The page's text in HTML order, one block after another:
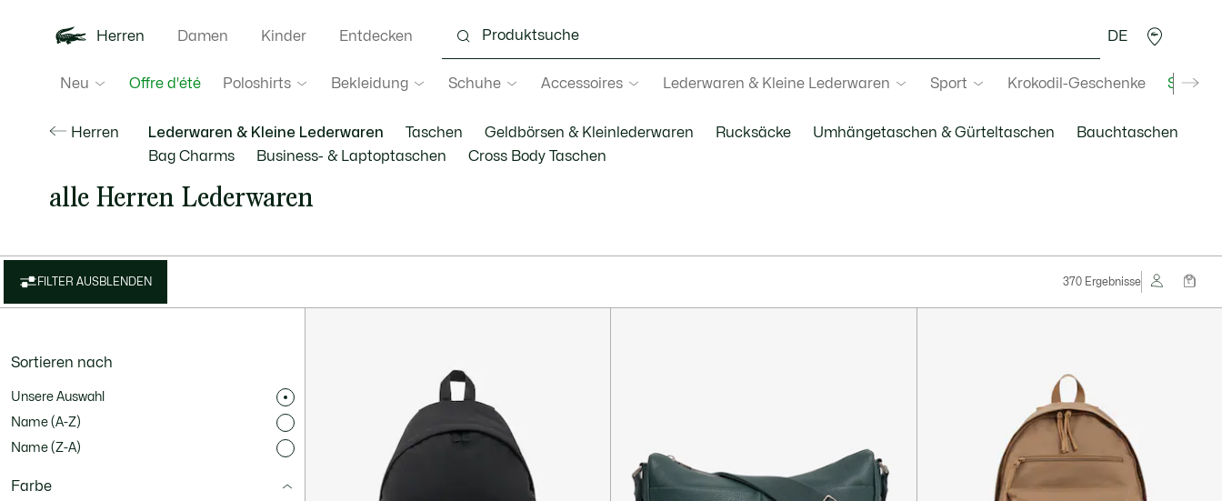
Herren
Neu Offre d'été Poloshirts Bekleidung Schuhe Accessoires Lederwaren & Kleine Lederwaren Sport Krokodil-Geschenke
Damen Kinder Entdecken DE
Herren Lederwaren & Kleine Lederwaren Taschen Geldbörsen & Kleinlederwaren Rucksäcke Umhängetaschen & Gürteltaschen
Bauchtaschen
Bag Charms
Business- & Laptoptaschen Cross Body Taschen
alle Herren Lederwaren
FILTER AUSBLENDEN 370 Ergebnisse
Sortieren nach
Unsere Auswahl
Name (A-Z)
Name (Z-A)
Farbe